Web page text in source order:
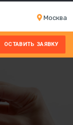
Моcква
ОСТАВИТЬ ЗАЯВКУ